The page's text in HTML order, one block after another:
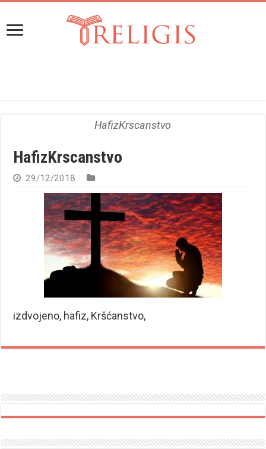
HafizKrscanstvo
HafizKrscanstvo
29/12/2018
izdvojeno, hafiz, Kršćanstvo,